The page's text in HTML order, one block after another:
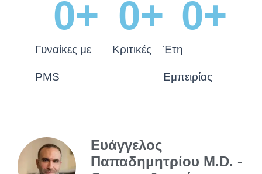
Γυναίκες με
PMS
0+
Κριτικές
0+
Έτη
Εμπειρίας
0+
Ευάγγελος
Παπαδημητρίου M.D. -